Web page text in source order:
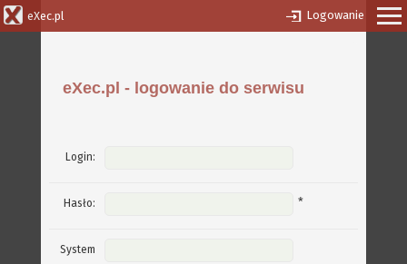
eXec.pl Logowanie
eXec.pl - logowanie do serwisu
Login:
Hasło: *
System